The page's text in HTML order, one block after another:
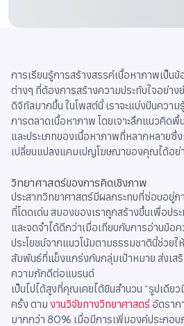
การเรียนรู้การสร้างสรรค์เนื้อหาภาพเป็น
ต่างๆ ที่ต้องการสร้างความประทับใจอย่า
ดิจิทัลมากขึ้น ในโพสต์นี้ เราจะแบ่งปันควา
การตลาดเนื้อหาภาพ โดยเจาะลึกแนวคิดพื้
และประเภทของเนื้อหาภาพที่หลากหลายซึ่
เปลี่ยนแปลงแคมเปญโฆษณาของคุณได้อ
วิทยาศาสตร์ของการคิดเชิงภาพ
ประสาทวิทยาศาสตร์มีผลกระทบที่ซ่อนอยู่
ที่โดดเด่น สมองของเราถูกสร้างขึ้นเพื่อปร
และจดจำได้ดีกว่าเมื่อเทียบกับการอ่านข้อ
ประโยชน์จากแนวโน้มตามธรรมชาตินี้ช่วย
สัมพันธ์ที่แข็งแกร่งกับกลุ่มเป้าหมาย ส่งเสริ
ความภักดีต่อแบรนด์
เป็นไปได้สูงที่คุณเคยได้ยินสำนวน “รูปเดีย
ครั้ง ตาม งานวิจัยทางวิทยาศาสตร์อัตราก
มากกว่า 80% เมื่อมีการเพิ่มองค์ประกอ